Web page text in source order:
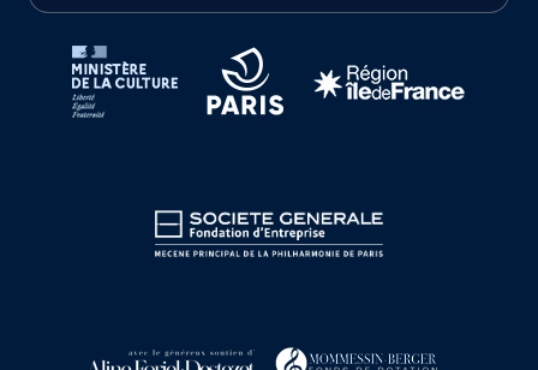
Tutelles et mécènes de la Philharmonie de Paris